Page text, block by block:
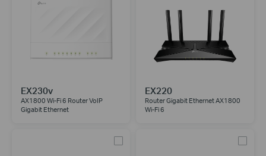
EX230v
AX1800 Wi-Fi 6 Router VoIP
Gigabit Ethernet
EX220
Router Gigabit Ethernet AX1800
Wi-Fi 6